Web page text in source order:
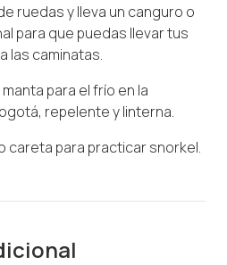
ruedas y lleva un canguro o
para que puedas llevar tus
las caminatas.
para el frío en la
repelente y linterna.
careta para practicar snorkel.